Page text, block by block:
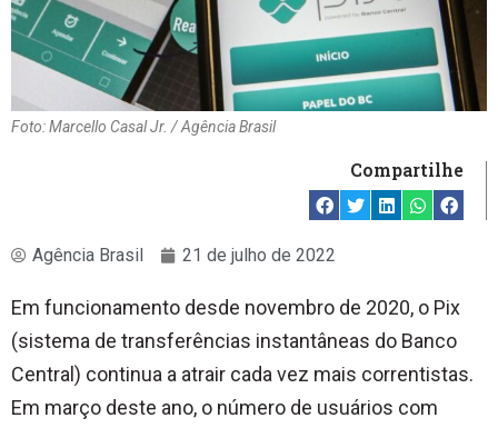
Foto: Marcello Casal Jr. / Agência Brasil
Compartilhe
Agência Brasil 21 de julho de 2022
Em funcionamento desde novembro de 2020, o Pix
(sistema de transferências instantâneas do Banco
Central) continua a atrair cada vez mais correntistas.
Em março deste ano, o número de usuários com